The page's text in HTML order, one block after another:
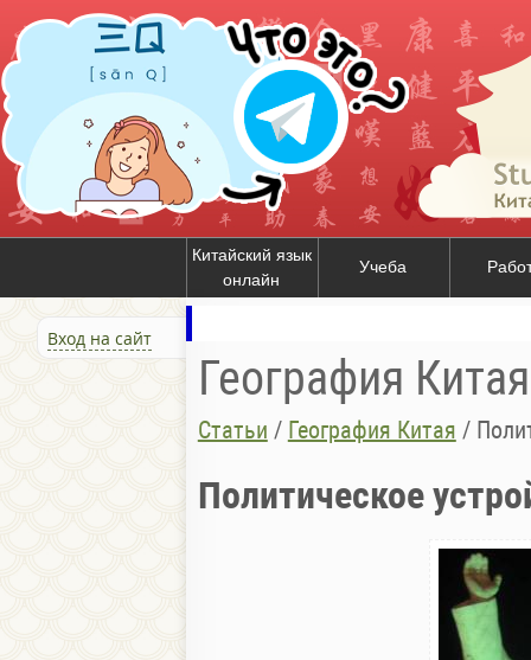
Китайский язык
онлайн
Учеба
Вход на сайт
География Китая
Статьи / География Китая /
Политическое